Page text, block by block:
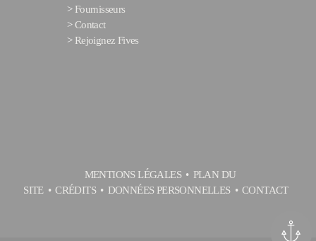
> Fournisseurs
>Contact
> Rejoignez Fives
MENTIONS LÉGALES
PLAN DU
SITE
CRÉDITS DONNÉES PERSONNELLES CONTACT